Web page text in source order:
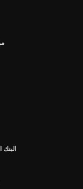
البنك